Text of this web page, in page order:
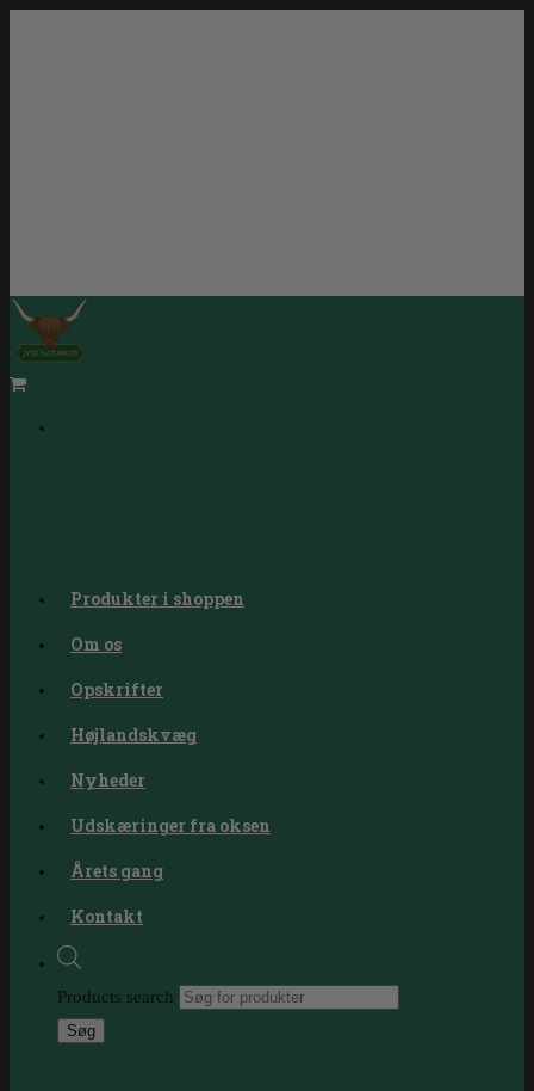
Produkter i shoppen
Om os
Opskrifter
Højlandskvæg
Nyheder
Udskæringer fra oksen
Årets gang
Kontakt
Products search
Søg